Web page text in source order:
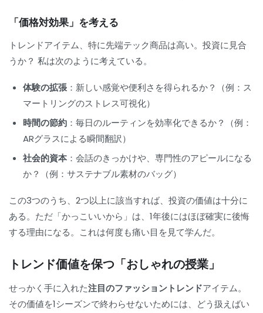
「価格対効果」を考える
トレンドアイテム、特に先端テック商品は高い。投資に見合
うか？ 私は次のように考えている。
体験の拡張 ：新しい感覚や便利さを得られるか？（例：ス
マートリングのストレス可視化）
時間の節約 ：毎日のルーティンを効率化できるか？（例：
ARグラスによる瞬間翻訳）
社会的資本：会話のきっかけや、専門性のアピールになる
か？（例：サステナブル素材のバッグ）
この3つのうち、2つ以上に該当すれば、投資の価値は十分に
ある。ただ「かっこいいから」は、1年後にはほぼ確実に後悔
する理由になる。これは何度も痛い目を見て学んだ。
トレンド価値を保つ「おしゃれの授業」
せっかく手に入れた注目のファッショントレンドアイテム。
その価値を1シーズンで終わらせないためには、どう扱えばい